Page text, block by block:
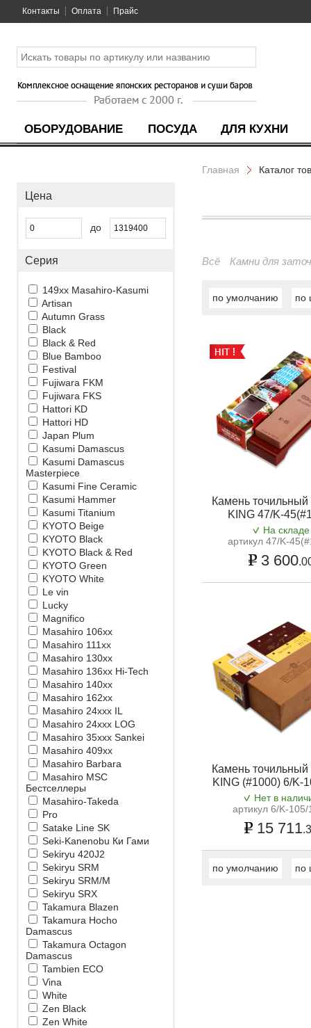
Контакты Оплата Прайс
ОБОРУДОВАНИЕ ПОСУДА ДЛЯ КУХНИ
Цена
до
Серия
149xx Masahiro-Kasumi
Artisan
Autumn Grass
Black
Black & Red
Blue Bamboo
Festival
Fujiwara FKM
Fujiwara FKS
Hattori KD
Hattori HD
Japan Plum
Kasumi Damascus
Kasumi Damascus
Masterpiece
Kasumi Fine Ceramic
Kasumi Hammer
Kasumi Titanium
KYOTO Beige
KYOTO Black
KYOTO Black & Red
KYOTO Green
KYOTO White
Le vin
Lucky
Magnifico
Masahiro 106xx
Masahiro 111xx
Masahiro 130xx
Masahiro 136xx Hi-Tech
Masahiro 140xx
Masahiro 162xx
Masahiro 24xxx IL
Masahiro 24xxx LOG
Masahiro 35xxx Sankei
Masahiro 409xx
Masahiro Barbara
Masahiro MSС
Бестселлеры
Masahiro-Takeda
Pro
Satake Line SK
Seki-Kanenobu Ки Гами
Sekiryu 420J2
Sekiryu SRM
Sekiryu SRM/M
Sekiryu SRX
Takamura Blazen
Takamura Hocho
Damascus
Takamura Octagon
Damascus
Tambien ECO
Vina
White
Zen Black
Zen White
Главная Каталог
Всё Камни для
по умолчанию по
Камень
KING 47/K-
На складе
артикул 47/K-
3 600
Камень
KING (#1000) 6/K-
Нет в
артикул 6/K-105/
15 711
по умолчанию по